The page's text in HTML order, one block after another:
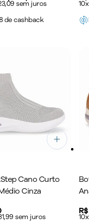
sem juros
de cashback
Cano Curto
Cinza
sem juros